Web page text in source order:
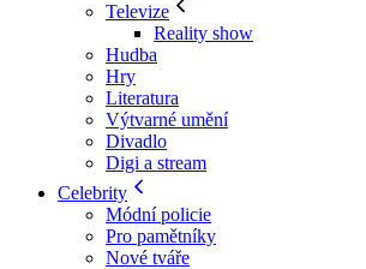
Televize
Reality show
Hudba
Hry
Literatura
Výtvarné umění
Divadlo
Digi a stream
Celebrity
Módní policie
Pro pamětníky
Nové tváře